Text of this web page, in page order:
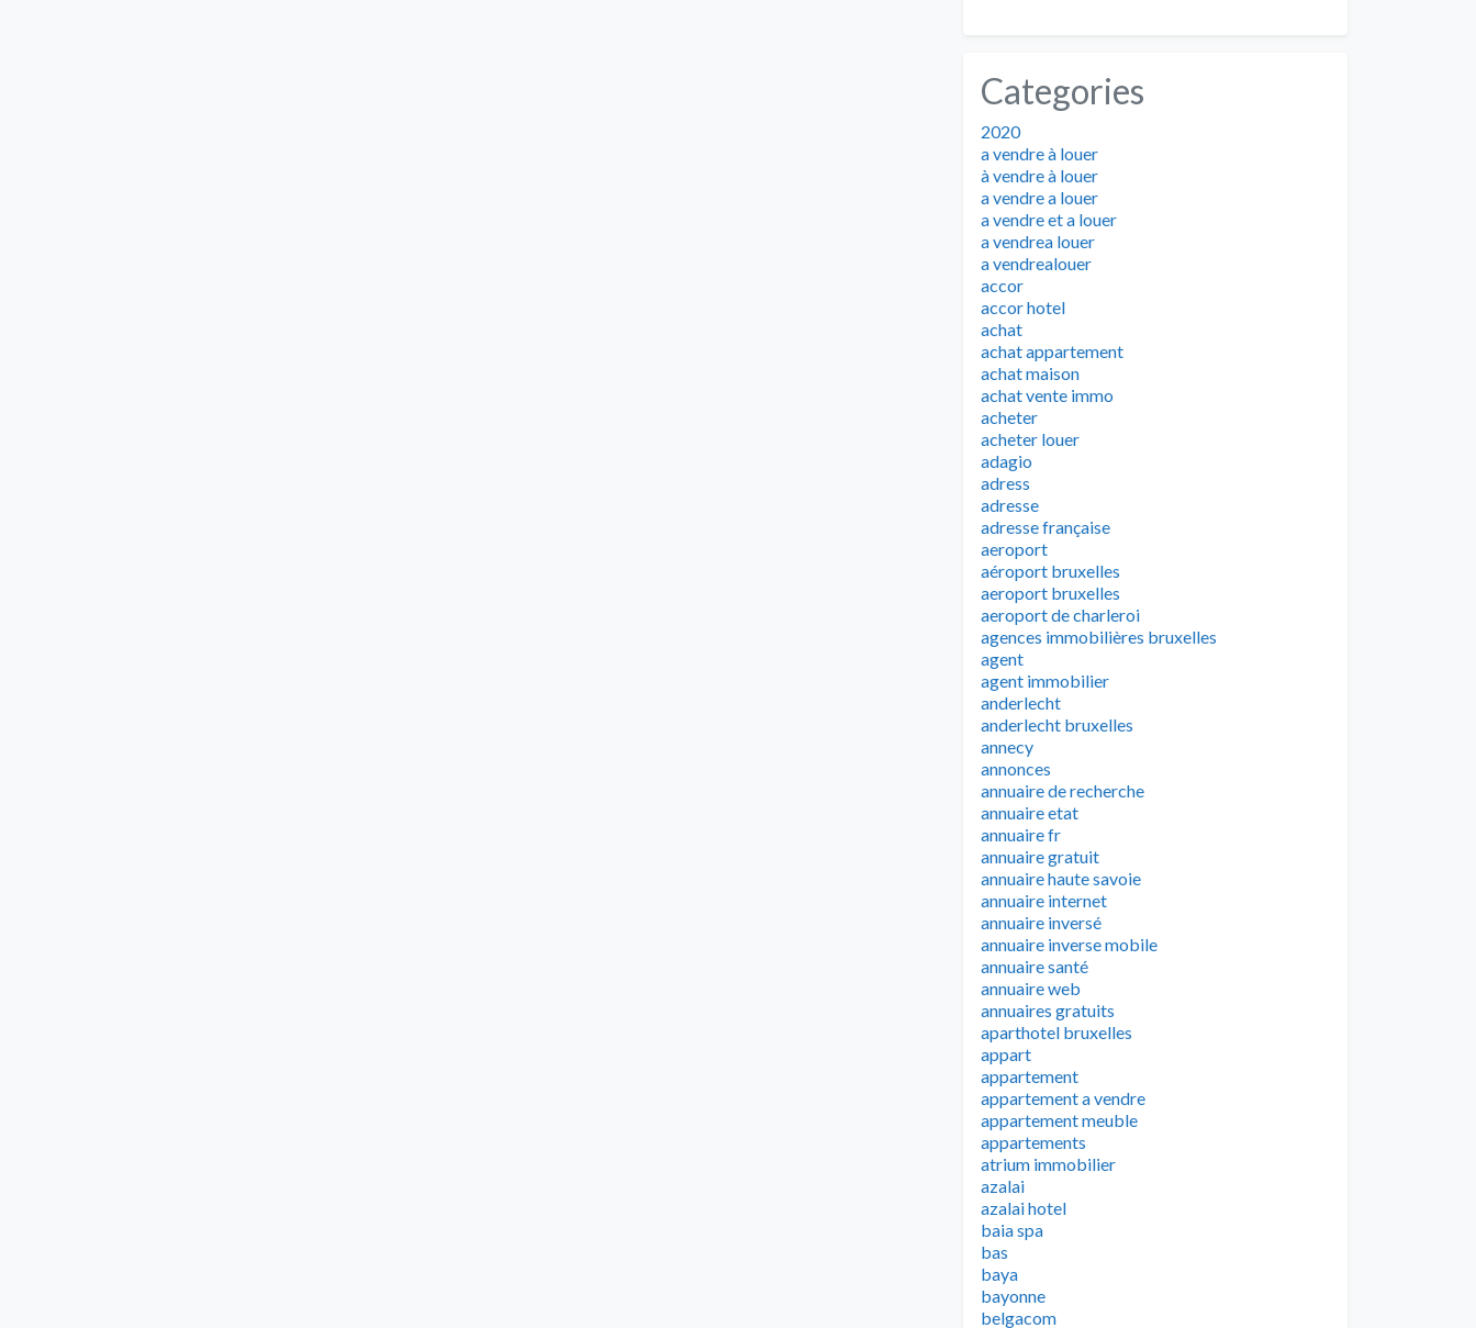
Categories
2020
a vendre à louer
à vendre à louer
a vendre a louer
a vendre et a louer
a vendrea louer
a vendrealouer
accor
accor hotel
achat
achat appartement
achat maison
achat vente immo
acheter
acheter louer
adagio
adress
adresse
adresse française
aeroport
aéroport bruxelles
aeroport bruxelles
aeroport de charleroi
agences immobilières bruxelles
agent
agent immobilier
anderlecht
anderlecht bruxelles
annecy
annonces
annuaire de recherche
annuaire etat
annuaire fr
annuaire gratuit
annuaire haute savoie
annuaire internet
annuaire inversé
annuaire inverse mobile
annuaire santé
annuaire web
annuaires gratuits
aparthotel bruxelles
appart
appartement
appartement a vendre
appartement meuble
appartements
atrium immobilier
azalai
azalai hotel
baia spa
bas
baya
bayonne
belgacom